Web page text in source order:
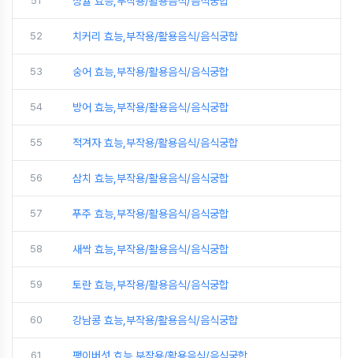
52 치커리 효능,부작용/활용음식/음식궁합
53 숭어 효능,부작용/활용음식/음식궁합
54 방어 효능,부작용/활용음식/음식궁합
55 적겨자 효능,부작용/활용음식/음식궁합
56 삼치 효능,부작용/활용음식/음식궁합
57 푸주 효능,부작용/활용음식/음식궁합
58 새싹 효능,부작용/활용음식/음식궁합
59 토란 효능,부작용/활용음식/음식궁합
60 강남콩 효능,부작용/활용음식/음식궁합
61 팽이버섯 효능,부작용/활용음식/음식궁합